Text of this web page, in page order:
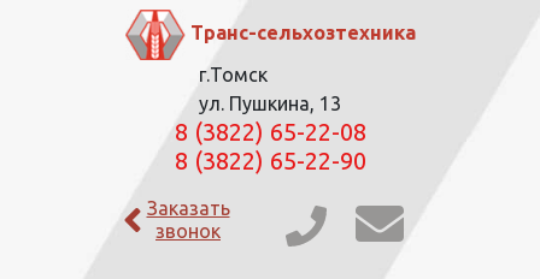
Транс-сельхозтехника
г.Томск
ул. Пушкина, 13
8 (3822) 65-22-08
8 (3822) 65-22-90
Заказать
звонок